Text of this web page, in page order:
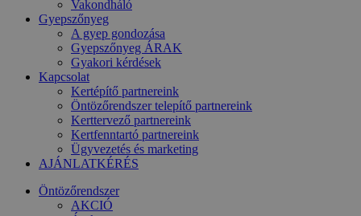
Vakondháló
Gyepszőnyeg
A gyep gondozása
Gyepszőnyeg ÁRAK
Gyakori kérdések
Kapcsolat
Kertépítő partnereink
Öntözőrendszer telepítő partnereink
Kerttervező partnereink
Kertfenntartó partnereink
Ügyvezetés és marketing
AJÁNLATKÉRÉS
Öntözőrendszer
AKCIÓ